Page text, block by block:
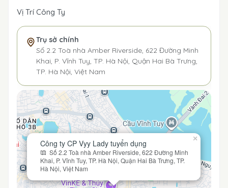
Vị Trí Công Ty
Trụ sở chính
Số 2.2 Toà nhà Amber Riverside, 622 Đường Minh
Khai, P. Vĩnh Tuy, TP. Hà Nội, Quận Hai Bà Trưng,
TP. Hà Nội, Việt Nam
Công ty CP Vyy Lady tuyển dụng
Số 2.2 Toà nhà Amber Riverside, 622 Đường Minh
Khai, P. Vĩnh Tuy, TP. Hà Nội, Quận Hai Bà Trưng, TP.
Hà Nội, Việt Nam
×